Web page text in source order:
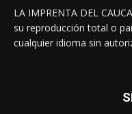
LA IMPRENTA DEL
su reproducción total o
cualquier idioma sin